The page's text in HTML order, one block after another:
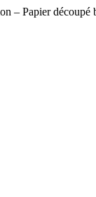
– Papier découpé